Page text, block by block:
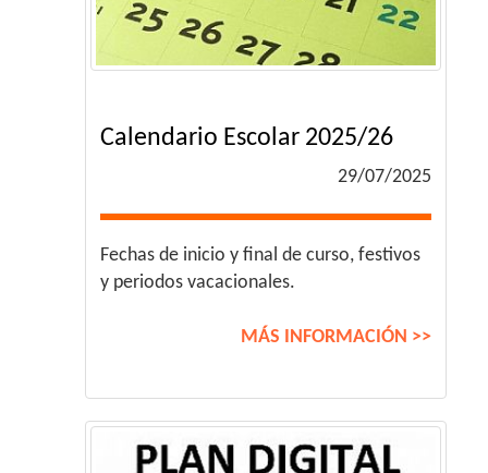
Calendario Escolar 2025/26
29/07/2025
Fechas de inicio y final de curso, festivos
y periodos vacacionales.
MÁS INFORMACIÓN >>